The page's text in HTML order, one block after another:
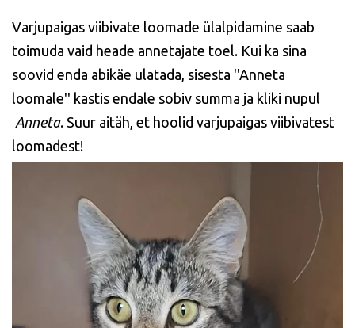
Varjupaigas viibivate loomade ülalpidamine saab
toimuda vaid heade annetajate toel. Kui ka sina
soovid enda abikäe ulatada, sisesta ''Anneta
loomale'' kastis endale sobiv summa ja kliki nupul
Anneta. Suur aitäh, et hoolid varjupaigas viibivatest
loomadest!